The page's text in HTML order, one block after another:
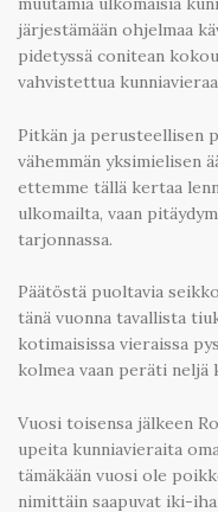
järjestämään ohjelmaa
pidetyssä conitean
vahvistettua
Pitkän ja perusteellisen
vähemmän yksimielisen
ettemme tällä kertaa
ulkomailta, vaan
tarjonnassa.
Päätöstä puoltavia
tänä vuonna tavallista
kotimaisissa vieraissa
kolmea vaan peräti neljä
Vuosi toisensa jälkeen
upeita kunniavieraita
tämäkään vuosi ole
nimittäin saapuvat iki-